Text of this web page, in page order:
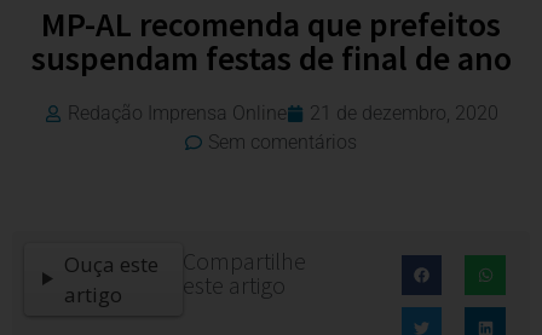
MP-AL recomenda que prefeitos
suspendam festas de final de ano
Redação Imprensa Online
21 de dezembro, 2020
Sem comentários
Ouça este
artigo
Compartilhe
este artigo